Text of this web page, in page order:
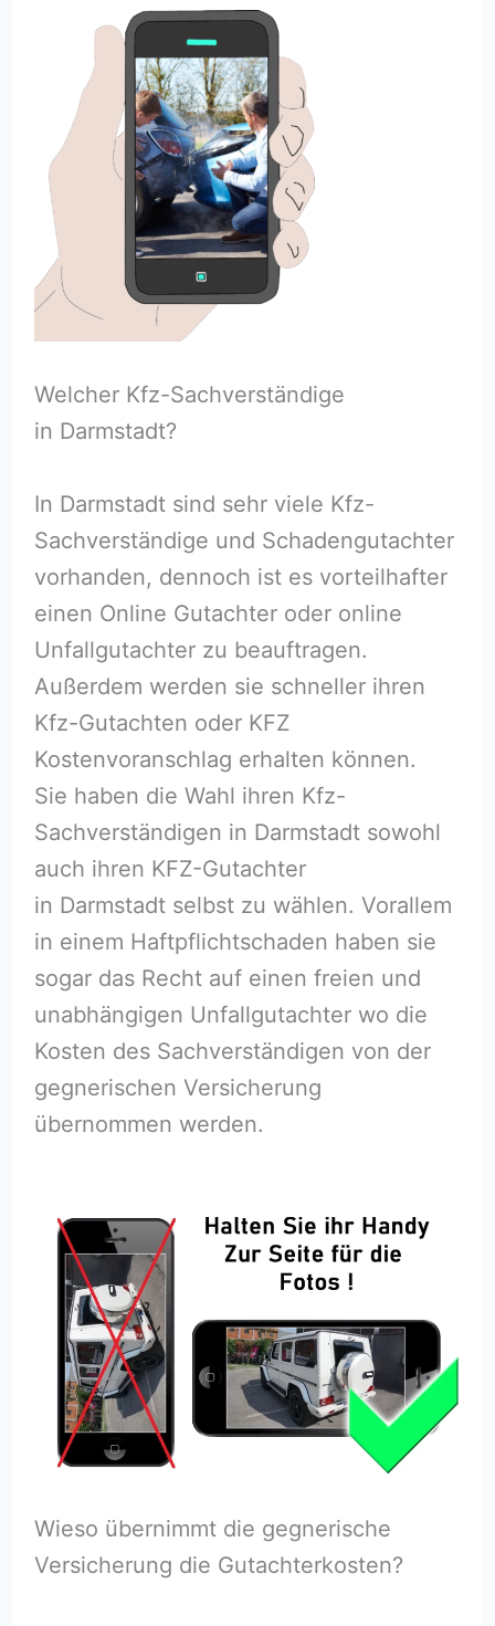
Welcher Kfz-Sachverständige
in Darmstadt?
In Darmstadt sind sehr viele Kfz-
Sachverständige und Schadengutachter
vorhanden, dennoch ist es vorteilhafter
einen Online Gutachter oder online
Unfallgutachter zu beauftragen.
Außerdem werden sie schneller ihren
Kfz-Gutachten oder KFZ
Kostenvoranschlag erhalten können.
Sie haben die Wahl ihren Kfz-
Sachverständigen in Darmstadt sowohl
auch ihren KFZ-Gutachter
in Darmstadt selbst zu wählen. Vorallem
in einem Haftpflichtschaden haben sie
sogar das Recht auf einen freien und
unabhängigen Unfallgutachter wo die
Kosten des Sachverständigen von der
gegnerischen Versicherung
übernommen werden.
Wieso übernimmt die gegnerische
Versicherung die Gutachterkosten?